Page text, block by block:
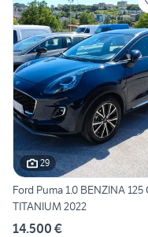
29
Ford Puma 1.0 BENZINA 125
TITANIUM 2022
14.500 €